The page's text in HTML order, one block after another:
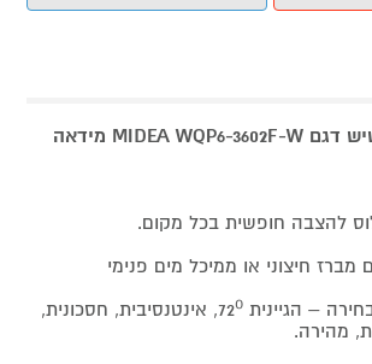
מדיח כלים על השיש דגם MIDEA WQP6-3602F-W מידאה
להצבה חופשית בכל מקום.
חיצוני או ממיכל מים פנימי
7 תוכניות הדחה לבחירה – הגיינית 72⁰, אינטנסיבית, חסכונית,